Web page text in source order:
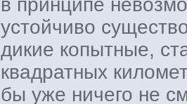
в принципе
устойчиво
дикие копытные,
квадратных
бы уже ничего не